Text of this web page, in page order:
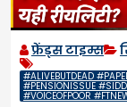
फ्रेंड्स टाइम्स
#ALIVEBUTDEAD
#PENSIONISSUE
#VOICEOFPOOR